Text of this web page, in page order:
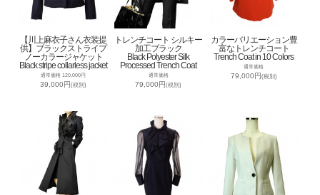
【川上麻衣子さん衣装提
供】ブラックストライプ
ノーカラージャケット
Black stripe collarless jacket
通常価格 120,000円
39,000円(税別)
トレンチコート シルキー
加工ブラック
Black Polyester Silk
Processed Trench Coat
通常価格
79,000円(税別)
カラーバリエーション豊
富なトレンチコート
Trench Coat in 10 Colors
通常価格
79,000円(税別)